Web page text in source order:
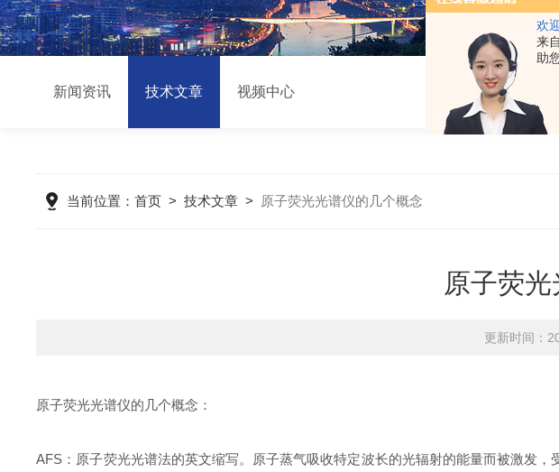
欢
来
助
新闻资讯 技术文章 视频中心
当前位置：首页 >技术文章 > 原子荧光光谱仪的几个概念
原子荧
更新时间：
原子荧光光谱仪的几个概念：
AFS：原子荧光光谱法的英文缩写。原子蒸气吸收特定波长的光辐射的能量而被激发